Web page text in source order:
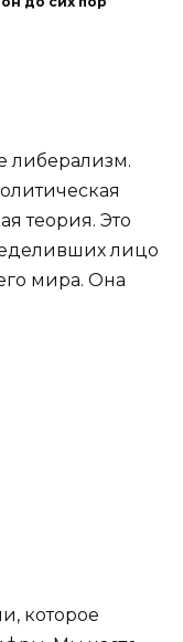
либерализм.
теория. Это
лицо
мира. Она
которое